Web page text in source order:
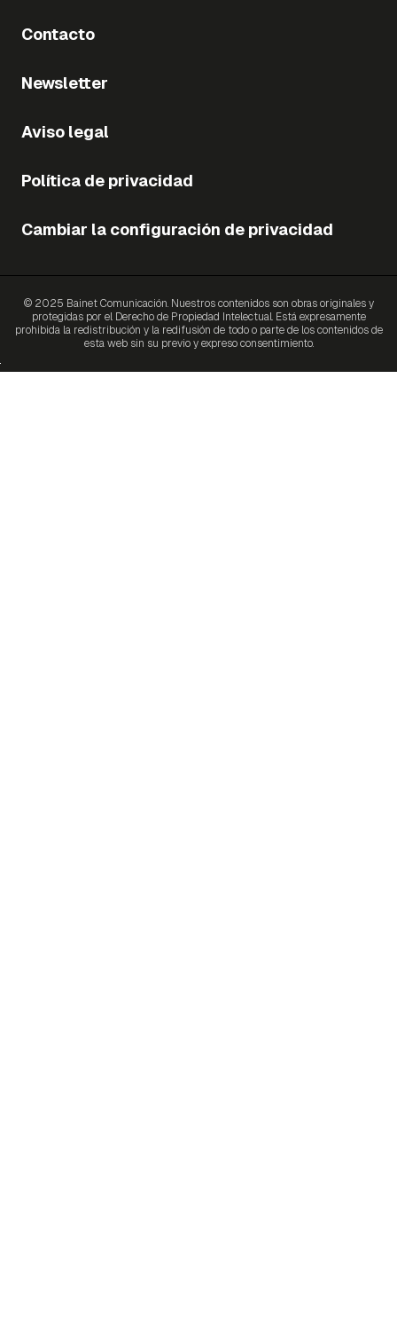
Contacto
Newsletter
Aviso legal
Política de privacidad
Cambiar la configuración de privacidad
© 2025 Bainet Comunicación. Nuestros contenidos son obras originales y
protegidas por el Derecho de Propiedad Intelectual. Está expresamente
prohibida la redistribución y la redifusión de todo o parte de los contenidos de
esta web sin su previo y expreso consentimiento.